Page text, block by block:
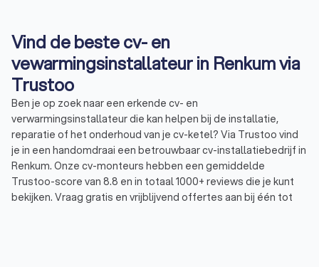
Vind de beste cv- en
vewarmingsinstallateur in Renkum via
Trustoo
Ben je op zoek naar een erkende cv- en
verwarmingsinstallateur die kan helpen bij de installatie,
reparatie of het onderhoud van je cv-ketel? Via Trustoo vind
je in een handomdraai een betrouwbaar cv-installatiebedrijf in
Renkum. Onze cv-monteurs hebben een gemiddelde
Trustoo-score van 8.8 en in totaal 1000+ reviews die je kunt
bekijken. Vraag gratis en vrijblijvend offertes aan bij één tot